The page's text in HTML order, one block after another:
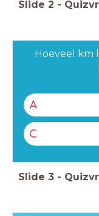
Slide 2 -
Hoeveel km
A
C
Slide 3 -